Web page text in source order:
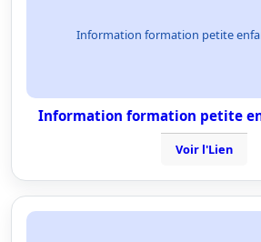
Information formation petite
Information formation petite
Voir l'Lien